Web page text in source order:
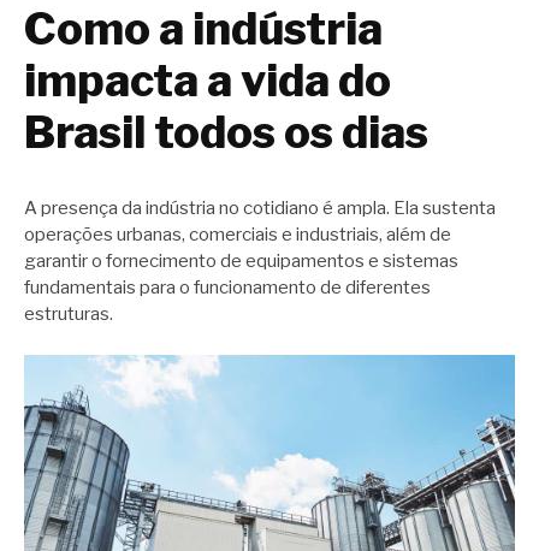
Como a indústria
impacta a vida do
Brasil todos os dias
A presença da indústria no cotidiano é ampla. Ela sustenta
operações urbanas, comerciais e industriais, além de
garantir o fornecimento de equipamentos e sistemas
fundamentais para o funcionamento de diferentes
estruturas.